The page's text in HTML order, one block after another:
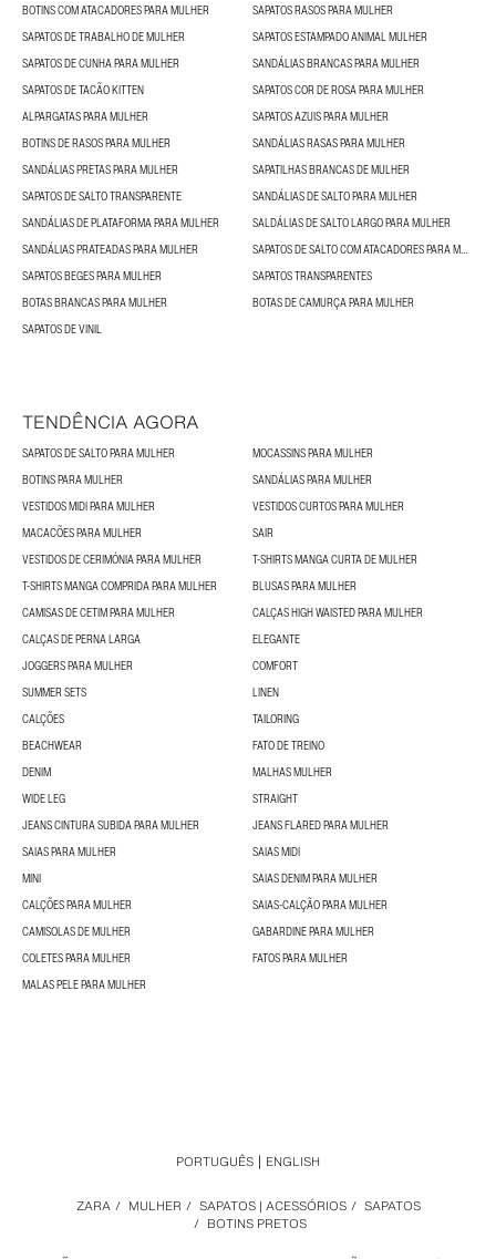
BOTINS COM ATACADORES PARA MULHER
SAPATOS RASOS PARA MULHER
SAPATOS DE TRABALHO DE MULHER
SAPATOS ESTAMPADO ANIMAL MULHER
SAPATOS DE CUNHA PARA MULHER
SANDÁLIAS BRANCAS PARA MULHER
SAPATOS DE TACÃO KITTEN
SAPATOS COR DE ROSA PARA MULHER
ALPARGATAS PARA MULHER
SAPATOS AZUIS PARA MULHER
BOTINS DE RASOS PARA MULHER
SANDÁLIAS RASAS PARA MULHER
SANDÁLIAS PRETAS PARA MULHER
SAPATILHAS BRANCAS DE MULHER
SAPATOS DE SALTO TRANSPARENTE
SANDÁLIAS DE SALTO PARA MULHER
SANDÁLIAS DE PLATAFORMA PARA MULHER
SALDÁLIAS DE SALTO LARGO PARA MULHER
SANDÁLIAS PRATEADAS PARA MULHER
SAPATOS DE SALTO COM ATACADORES PARA MULHER
SAPATOS BEGES PARA MULHER
SAPATOS TRANSPARENTES
BOTAS BRANCAS PARA MULHER
BOTAS DE CAMURÇA PARA MULHER
SAPATOS DE VINIL
TENDÊNCIA AGORA
SAPATOS DE SALTO PARA MULHER
MOCASSINS PARA MULHER
BOTINS PARA MULHER
SANDÁLIAS PARA MULHER
VESTIDOS MIDI PARA MULHER
VESTIDOS CURTOS PARA MULHER
MACACÕES PARA MULHER
SAIR
VESTIDOS DE CERIMÓNIA PARA MULHER
T-SHIRTS MANGA CURTA DE MULHER
T-SHIRTS MANGA COMPRIDA PARA MULHER
BLUSAS PARA MULHER
CAMISAS DE CETIM PARA MULHER
CALÇAS HIGH WAISTED PARA MULHER
CALÇAS DE PERNA LARGA
ELEGANTE
JOGGERS PARA MULHER
COMFORT
SUMMER SETS
LINEN
CALÇÕES
TAILORING
BEACHWEAR
FATO DE TREINO
DENIM
MALHAS MULHER
WIDE LEG
STRAIGHT
JEANS CINTURA SUBIDA PARA MULHER
JEANS FLARED PARA MULHER
SAIAS PARA MULHER
SAIAS MIDI
MINI
SAIAS DENIM PARA MULHER
CALÇÕES PARA MULHER
SAIAS-CALÇÃO PARA MULHER
CAMISOLAS DE MULHER
GABARDINE PARA MULHER
COLETES PARA MULHER
FATOS PARA MULHER
MALAS PELE PARA MULHER
ZARA / MULHER / SAPATOS | ACESSÓRIOS / SAPATOS
/ BOTINS PRETOS
PORTUGUÊS ENGLISH